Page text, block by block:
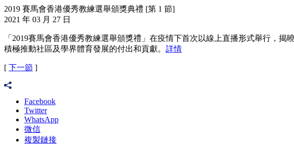
2019 賽馬會香港優秀教練選舉頒獎典禮 [第 1 節]
2021 年 03 月 27 日
「2019賽馬會香港優秀教練選舉頒獎禮」在疫情下首次以線上直播形式舉行，
積極推動社區及學界體育發展的付出和貢獻。 詳情
[ 下一節 ]
Facebook
Twitter
WhatsApp
微信
複製鏈接